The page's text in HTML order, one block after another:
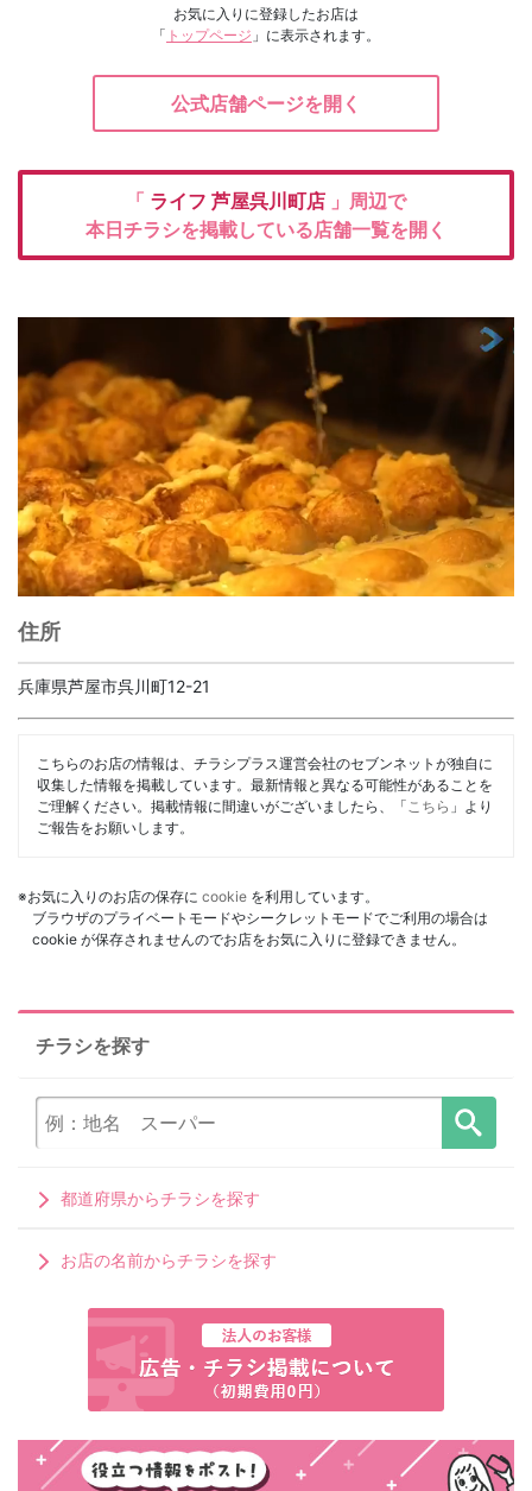
お気に入りに登録したお店は
「 トップページ 」に表示されます。
公式店舗ページを開く
「 ライフ 芦屋呉川町店 」周辺で
本日チラシを掲載している店舗一覧を開く
住所
兵庫県芦屋市呉川町12-21
こちらのお店の情報は、チラシプラス運営会社のセブンネットが独自に
収集した情報を掲載しています。最新情報と異なる可能性があることを
ご理解ください。掲載情報に間違いがございましたら、「 こちら 」より
ご報告をお願いします。
※お気に入りのお店の保存に cookie を利用しています。
ブラウザのプライベートモードやシークレットモードでご利用の場合は
cookie が保存されませんのでお店をお気に入りに登録できません。
チラシを探す
都道府県からチラシを探す
お店の名前からチラシを探す